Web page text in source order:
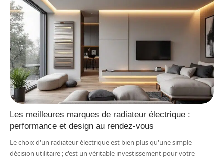
Les meilleures marques de radiateur électrique :
performance et design au rendez-vous
Le choix d'un radiateur électrique est bien plus qu'une simple
décision utilitaire ; c'est un véritable investissement pour votre